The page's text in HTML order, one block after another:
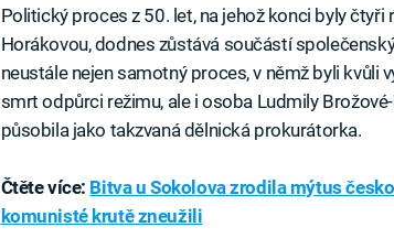
Politický proces z 50. let, na jehož konci byly
Horákovou, dodnes zůstává součástí
neustále nejen samotný proces, v němž byli kvůli
smrt odpůrci režimu, ale i osoba Ludmily
působila jako takzvaná dělnická prokurátorka.
Čtěte více: Bitva u Sokolova zrodila mýtus
komunisté krutě zneužili